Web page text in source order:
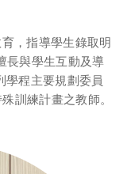
，指導學生錄取明
長與學生互動及導
學程主要規劃委員
訓練計畫之教師。